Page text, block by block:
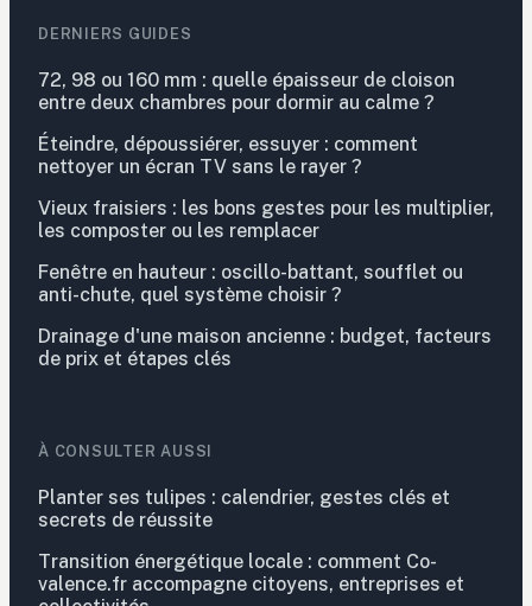
DERNIERS GUIDES
72, 98 ou 160 mm : quelle épaisseur de cloison
entre deux chambres pour dormir au calme ?
Éteindre, dépoussiérer, essuyer : comment
nettoyer un écran TV sans le rayer ?
Vieux fraisiers : les bons gestes pour les multiplier,
les composter ou les remplacer
Fenêtre en hauteur : oscillo-battant, soufflet ou
anti-chute, quel système choisir ?
Drainage d'une maison ancienne : budget, facteurs
de prix et étapes clés
À CONSULTER AUSSI
Planter ses tulipes : calendrier, gestes clés et
secrets de réussite
Transition énergétique locale : comment Co-
valence.fr accompagne citoyens, entreprises et